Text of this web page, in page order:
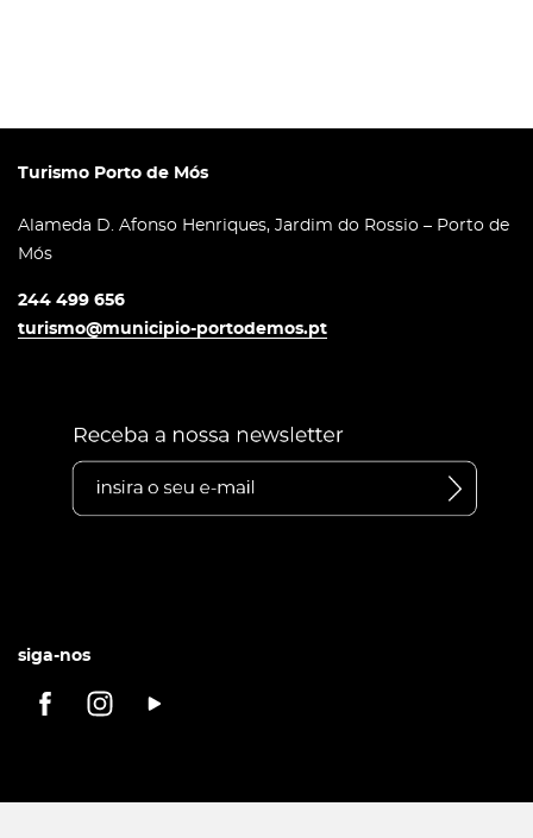
Turismo Porto de Mós
Alameda D. Afonso Henriques, Jardim do Rossio – Porto de
Mós
244 499 656
turismo@municipio-portodemos.pt
siga-nos